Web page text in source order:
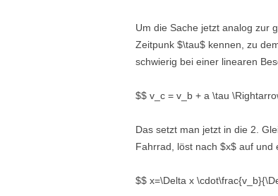
Um die Sache jetzt analog zur
Zeitpunk $\tau$ kennen, zu
schwierig bei einer linearen
$$ v_c = v_b + a \tau
Das setzt man jetzt in die 2.
Fahrrad, löst nach $x$ auf und
$$ x=\Delta x